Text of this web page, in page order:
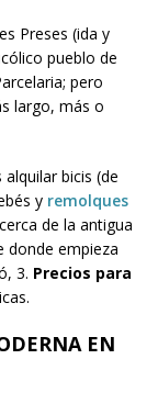
Preses (ida y
pueblo de
pero
largo, más o
alquilar bicis (de
y remolques
de la antigua
donde empieza
3. Precios para
EN